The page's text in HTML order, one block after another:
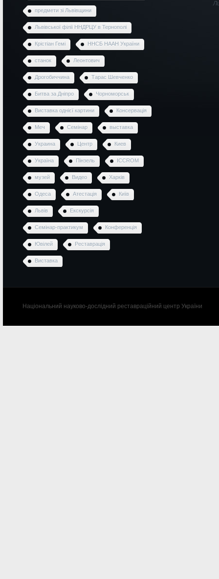
предмети зі Львівщини
Львівської філії ННДРЦУ в Тернополі
Крістіан Гемі ННСБ НААН України
станок Леонтович
Дрогобиччина Тарас Шевченко
Битва за Дніпро Чорноморськ
Виставка однієї картини Консервація
Меч Семінар выставка
Украина Центр Киев
Україна Пінзель ICCROM
музей Видео Харків
Одеса Атестація Київ
Львів Екскурсія
Семінар-практикум Конференція
Ювілей Реставрація
Виставка
Національний науково-дослідний реставраційний центр України